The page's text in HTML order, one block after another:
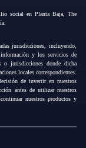
social en Planta Baja, The
jurisdicciones, incluyendo,
y los servicios de
o jurisdicciones donde dicha
locales correspondientes.
de invertir en nuestros
antes de utilizar nuestros
nuestros productos y